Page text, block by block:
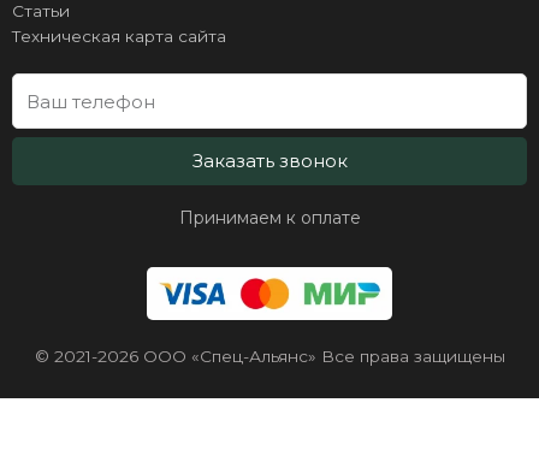
Статьи
Техническая карта сайта
Заказать звонок
Принимаем к оплате
© 2021-2026 ООО «Спец-Альянс» Все права защищены